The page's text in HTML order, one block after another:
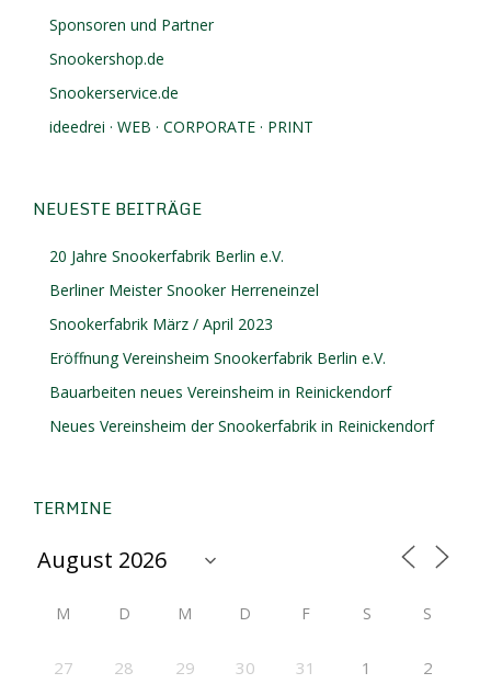
Sponsoren und Partner
Snookershop.de
Snookerservice.de
ideedrei · WEB · CORPORATE · PRINT
NEUESTE BEITRÄGE
20 Jahre Snookerfabrik Berlin e.V.
Berliner Meister Snooker Herreneinzel
Snookerfabrik März / April 2023
Eröffnung Vereinsheim Snookerfabrik Berlin e.V.
Bauarbeiten neues Vereinsheim in Reinickendorf
Neues Vereinsheim der Snookerfabrik in Reinickendorf
TERMINE
M D M D F S S
27 28 29 30 31 1 2